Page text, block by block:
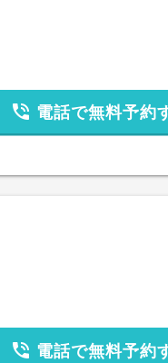
phone_in_talk 電話で無料予約
phone_in_talk 電話で無料予約